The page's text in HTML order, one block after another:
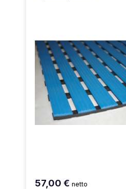
57,00 € netto